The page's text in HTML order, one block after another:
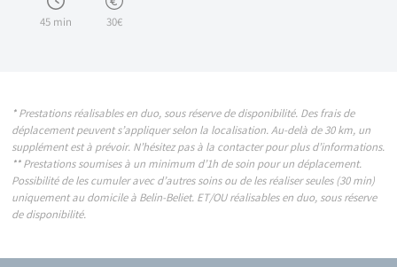
45 min 30€
* Prestations réalisables en duo, sous réserve de disponibilité. Des frais de
déplacement peuvent s’appliquer selon la localisation. Au-delà de 30 km, un
supplément est à prévoir. N’hésitez pas à la contacter pour plus d’informations.
** Prestations soumises à un minimum d’1h de soin pour un déplacement.
Possibilité de les cumuler avec d’autres soins ou de les réaliser seules (30 min)
uniquement au domicile à Belin-Beliet. ET/OU réalisables en duo, sous réserve
de disponibilité.